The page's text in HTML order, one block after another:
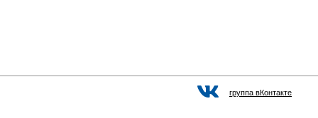
группа вКонтакте